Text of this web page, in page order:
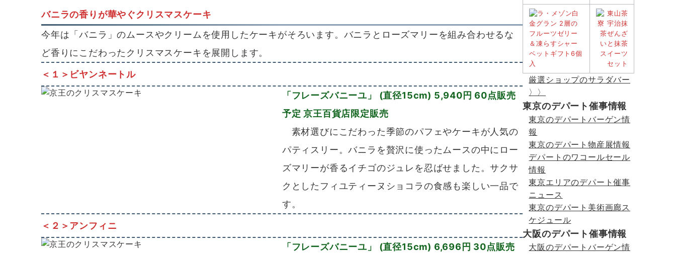
バニラの香りが華やぐクリスマスケーキ
今年は「バニラ」のムースやクリームを使用したケーキがそろいます。バニラとローズマリーを組み合わせるな
ど香りにこだわったクリスマスケーキを展開します。
＜１＞ ビヤンネートル
「フレーズバニーユ」 (直径15cm) 5,940円 60点販売
予定 京王百貨店限定販売
素材選びにこだわった季節のパフェやケーキが人気の
パティスリー。バニラを贅沢に使ったムースの中にロー
ズマリーが香るイチゴのジュレを忍ばせました。サクサ
クとしたフィユティーヌショコラの食感も楽しい一品で
す。
＜２＞アンフィニ
「 フレーズバニーユ」 (直径15cm) 6,696円 30点販売
厳選ショップのサラダバー
〉〉
東京のデパート催事情報
東京のデパートバーゲン情
報
東京のデパート物産展情報
デパートのワコールセール
情報
東京エリアのデパート催事
ニュース
東京のデパート美術画廊ス
ケジュール
大阪のデパート催事情報
大阪のデパートバーゲン情